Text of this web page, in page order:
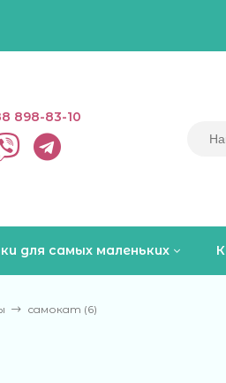
898-83-10
для самых маленьких
самокат (6)